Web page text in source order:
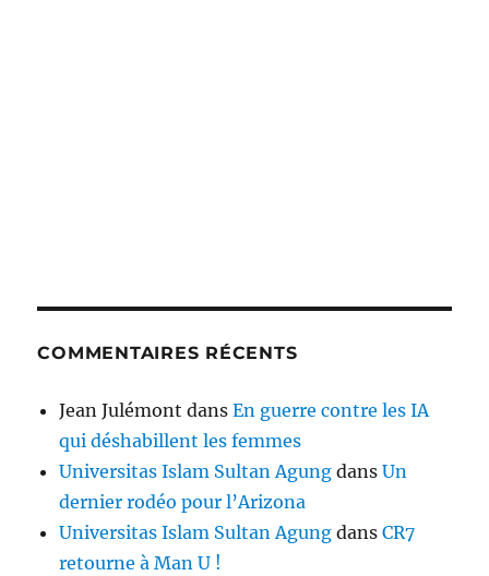
COMMENTAIRES RÉCENTS
Jean Julémont dansEn guerre contre les IA
qui déshabillent les femmes
Universitas Islam Sultan Agung dansUn
dernier rodéo pour l’Arizona
Universitas Islam Sultan Agung dansCR7
retourne à Man U !